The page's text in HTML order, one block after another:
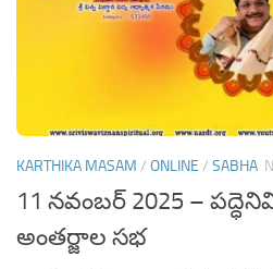
KARTHIKA MASAM / ONLINE / SABHA
11 నవంబర్ 2025 –
అంతర్జాల సభ